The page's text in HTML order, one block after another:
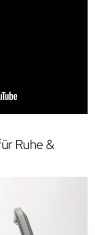
Ruhe &